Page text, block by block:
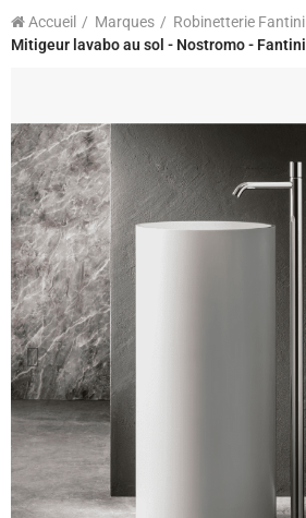
Accueil Marques
Robinetterie Fantini
Mitigeur lavabo au sol - Nostromo - Fantini